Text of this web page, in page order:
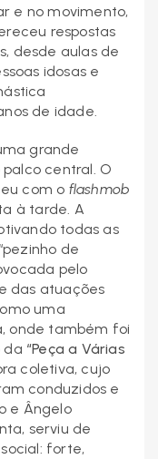
e no movimento,
respostas
desde aulas de
idosas e
de idade.
grande
central. O
com o flashmob
à tarde. A
todas as
de
pelo
das atuações
uma
onde também foi
da “Peça a Várias
coletiva, cujo
conduzidos e
e Ângelo
serviu de
forte,